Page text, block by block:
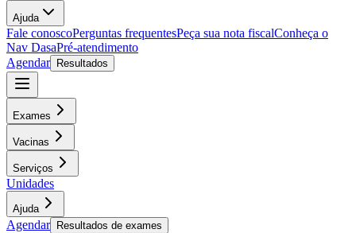
Ajuda
Fale conoscoPerguntas frequentesPeça sua nota fiscalConheça o
Nav DasaPré-atendimento
Agendar
Resultados
Exames
Vacinas
Serviços
Unidades
Ajuda
Agendar Resultados de exames